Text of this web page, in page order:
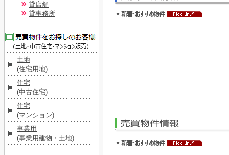
貸店舗
貸事務所
土地
(住宅用地)
住宅
(中古住宅)
住宅
(マンション)
事業用
(事業用建物・土地)